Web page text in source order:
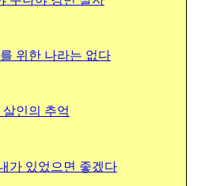
위한 나라는 없다
살인의 추억
가 있었으면 좋겠다